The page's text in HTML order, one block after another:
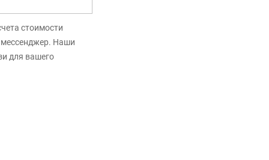
стоимости
Наши
для вашего